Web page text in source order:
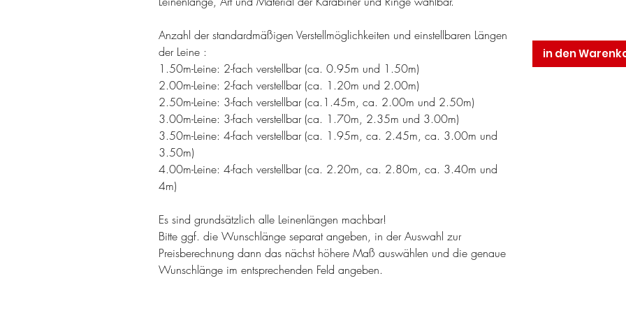
Anzahl der standardmäßigen Verstellmöglichkeiten und einstellbaren Längen
der Leine :
1.50m-Leine: 2-fach verstellbar (ca. 0.95m und 1.50m)
2.00m-Leine: 2-fach verstellbar (ca. 1.20m und 2.00m)
2.50m-Leine: 3-fach verstellbar (ca.1.45m, ca. 2.00m und 2.50m)
3.00m-Leine: 3-fach verstellbar (ca. 1.70m, 2.35m und 3.00m)
3.50m-Leine: 4-fach verstellbar (ca. 1.95m, ca. 2.45m, ca. 3.00m und
3.50m)
4.00m-Leine: 4-fach verstellbar (ca. 2.20m, ca. 2.80m, ca. 3.40m und
4m)
Es sind grundsätzlich alle Leinenlängen machbar!
Bitte ggf. die Wunschlänge separat angeben, in der Auswahl zur
Preisberechnung dann das nächst höhere Maß auswählen und die genaue
Wunschlänge im entsprechenden Feld angeben.
in den